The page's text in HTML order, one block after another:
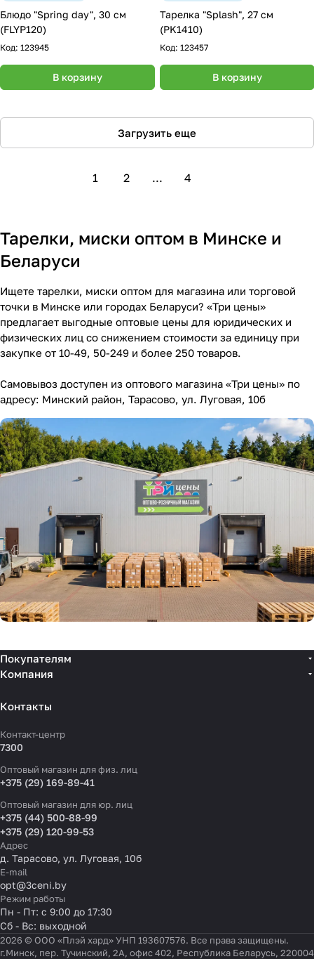
Блюдо "Spring day", 30 см
(FLYP120)
Код: 123945
В корзину
Тарелка "Splash", 27 см
(PK1410)
Код: 123457
В корзину
Загрузить еще
1 2 ... 4
Тарелки, миски оптом в Минске и
Беларуси
Ищете тарелки, миски оптом для магазина или торговой
точки в Минске или городах Беларуси? «Три цены»
предлагает выгодные оптовые цены для юридических и
физических лиц со снижением стоимости за единицу при
закупке от 10-49, 50-249 и более 250 товаров.
Самовывоз доступен из оптового магазина «Три цены» по
адресу: Минский район, Тарасово, ул. Луговая, 10б
Покупателям
Компания
Контакты
Контакт-центр
7300
Оптовый магазин для физ. лиц
+375 (29) 169-89-41
Оптовый магазин для юр. лиц
+375 (44) 500-88-99
+375 (29) 120-99-53
Адрес
д. Тарасово, ул. Луговая, 10б
E-mail
opt@3ceni.by
Режим работы
Пн - Пт: с 9:00 до 17:30
Сб - Вс: выходной
2026 © ООО «Плэй хард» УНП 193607576. Все права защищены.
г.Минск, пер. Тучинский, 2А, офис 402, Республика Беларусь, 220004